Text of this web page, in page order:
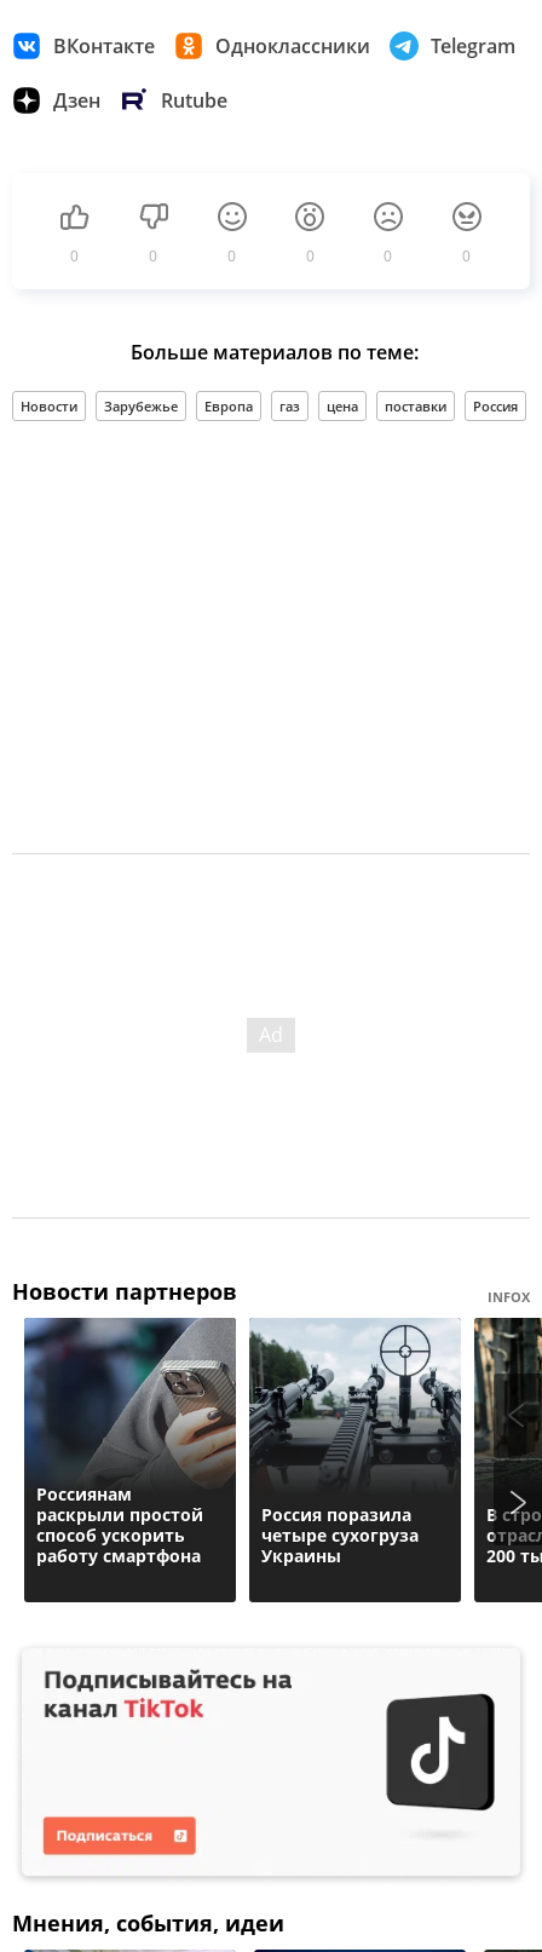
ВКонтакте Одноклассники Telegram
Дзен Rutube
0 0 0 0 0 0
Больше материалов по теме:
Новости Зарубежье Европа газ цена поставки Россия
Новости партнеров INFOX
Россиянам
раскрыли простой
способ ускорить
работу смартфона
Россия поразила
четыре сухогруза
Украины
В
200
Мнения, события, идеи